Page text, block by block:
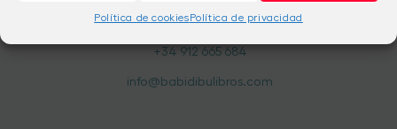
Política de cookiesPolítica de privacidad
+34 954 824 041
+34 912 665 684
info@babidibulibros.com